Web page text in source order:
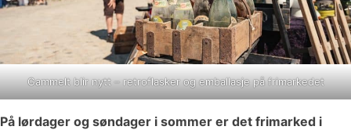
Gammelt blir nytt – retroflasker og emballasje på frimarkedet
På lørdager og søndager i sommer er det frimarked i